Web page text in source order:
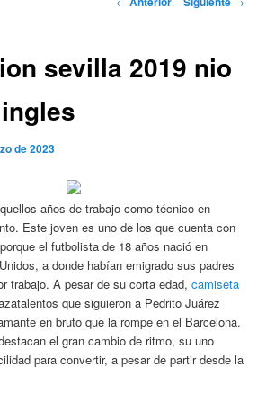
sevilla 2019 nio
de 2023
años de trabajo como técnico en
Este joven es uno de los que cuenta con
el futbolista de 18 años nació en
a donde habían emigrado sus padres
trabajo. A pesar de su corta edad,camiseta
que siguieron a Pedrito Juárez
en bruto que la rompe en el Barcelona.
el gran cambio de ritmo, su uno
para convertir, a pesar de partir desde la